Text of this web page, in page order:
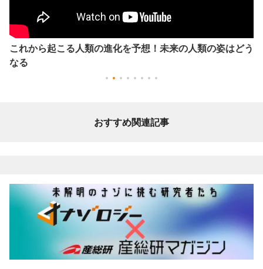
これから起こる人類の進化を予想！未来の人類の姿はどう
なる
おすすめ関連記事